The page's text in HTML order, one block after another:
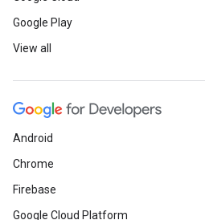
Google Play
View all
Android
Chrome
Firebase
Google Cloud Platform